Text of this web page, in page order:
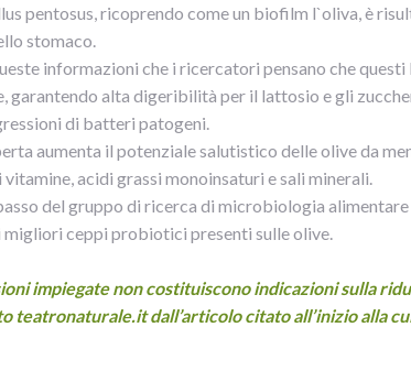
pentosus, ricoprendo come un biofilm l`oliva, è
stomaco.
informazioni che i ricercatori pensano che
garantendo alta digeribilità per il lattosio e gli
di batteri patogeni.
aumenta il potenziale salutistico delle olive da
acidi grassi monoinsaturi e sali minerali.
del gruppo di ricerca di microbiologia
migliori ceppi probiotici presenti sulle olive.
impiegate non costituiscono indicazioni sulla
teatronaturale.it dall’articolo citato all’inizio alla